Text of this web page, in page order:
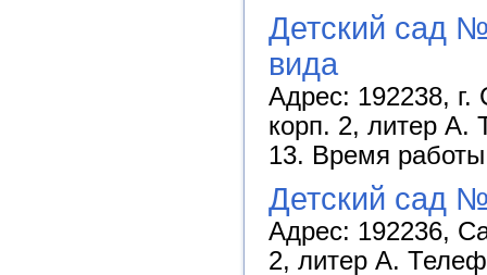
Детский сад
вида
Адрес: 192238, г.
корп. 2, литер А.
13. Время
Детский сад
Адрес: 192236,
2, литер А.